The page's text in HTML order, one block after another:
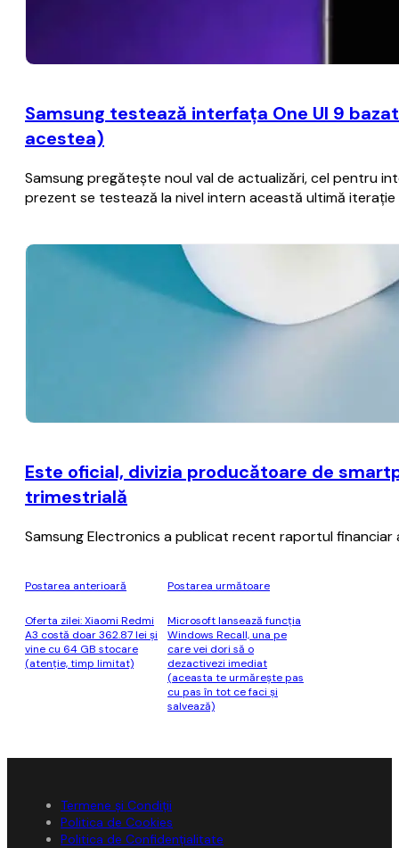
Samsung testează interfaţa One UI 9
acestea)
Samsung pregăteşte noul val de actualizări, cel pentru
prezent se testează la nivel intern această ultimă
Este oficial, divizia producătoare de
trimestrială
Samsung Electronics a publicat recent raportul
Postarea anterioară
Oferta zilei: Xiaomi Redmi
A3 costă doar 362.87 lei şi
vine cu 64 GB stocare
(atenţie, timp limitat)
Postarea următoare
Microsoft lansează funcţia
Windows Recall, una pe
care vei dori să o
dezactivezi imediat
(aceasta te urmăreşte pas
cu pas în tot ce faci şi
salvează)
Termene și Condiții
Politica de Cookies
Politica de Confidențialitate